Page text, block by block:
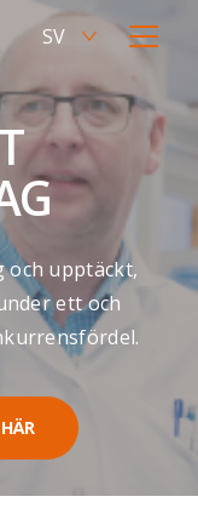
Open
SV
Current
language
Swedish,
click
to
switch
language
EN
Switch
to
English
upptäckt,
ett och